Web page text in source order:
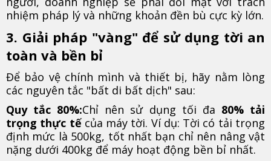
nhiệm pháp lý và những khoản đền bù cực kỳ lớn.
3. Giải pháp "vàng" để sử dụng tời an
toàn và bền bỉ
Để bảo vệ chính mình và thiết bị, hãy nằm lòng
các nguyên tắc "bất di bất dịch" sau:
Quy tắc 80%:Chỉ nên sử dụng tối đa 80% tải
trọng thực tếcủa máy tời. Ví dụ: Tời có tải trọng
định mức là 500kg, tốt nhất bạn chỉ nên nâng vật
nặng dưới 400kg để máy hoạt động bền bỉ nhất.